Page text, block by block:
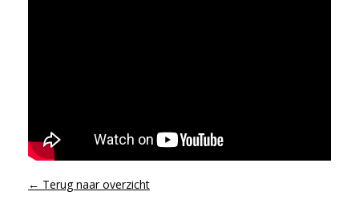
← Terug naar overzicht